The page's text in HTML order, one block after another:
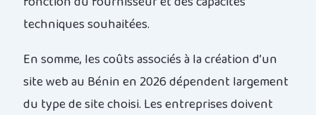
techniques souhaitées.
En somme, les coûts associés à la création d’un
site web au Bénin en 2026 dépendent largement
du type de site choisi. Les entreprises doivent